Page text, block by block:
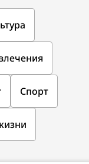
Спорт